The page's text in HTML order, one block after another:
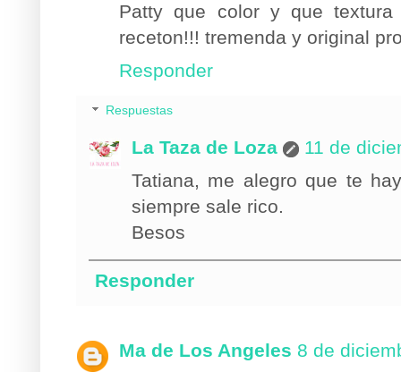
Patty que color y que
receton!!! tremenda y original
Responder
Respuestas
La Taza de Loza
11 de
Tatiana, me alegro que te
siempre sale rico.
Besos
Responder
Ma de Los Angeles 8 de